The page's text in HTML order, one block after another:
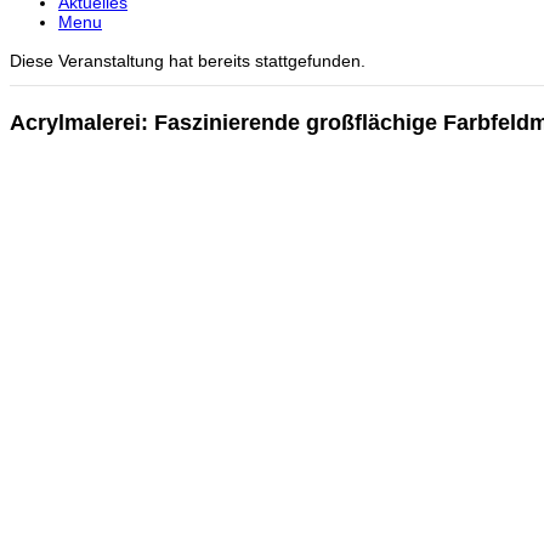
Menu
Diese Veranstaltung hat bereits stattgefunden.
Acrylmalerei: Faszinierende großflächige